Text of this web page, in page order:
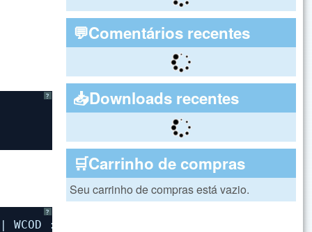
?
?
:= STRZERO(WCOD,6), .T.} )
💬Comentários recentes
📥Downloads recentes
🛒Carrinho de compras
Seu carrinho de compras está vazio.